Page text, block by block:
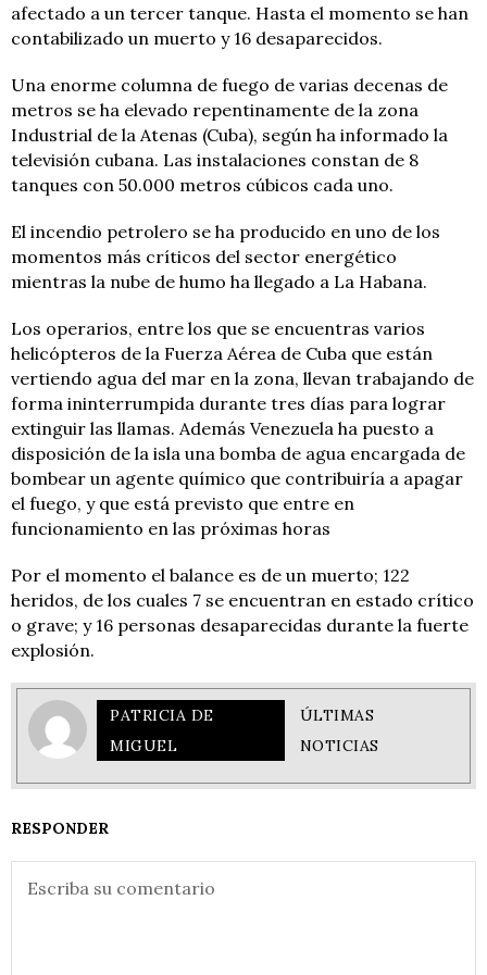
afectado a un tercer tanque. Hasta el momento se han
contabilizado un muerto y 16 desaparecidos.
Una enorme columna de fuego de varias decenas de
metros se ha elevado repentinamente de la zona
Industrial de la Atenas (Cuba), según ha informado la
televisión cubana. Las instalaciones constan de 8
tanques con 50.000 metros cúbicos cada uno.
El incendio petrolero se ha producido en uno de los
momentos más críticos del sector energético
mientras la nube de humo ha llegado a La Habana.
Los operarios, entre los que se encuentras varios
helicópteros de la Fuerza Aérea de Cuba que están
vertiendo agua del mar en la zona, llevan trabajando de
forma ininterrumpida durante tres días para lograr
extinguir las llamas. Además Venezuela ha puesto a
disposición de la isla una bomba de agua encargada de
bombear un agente químico que contribuiría a apagar
el fuego, y que está previsto que entre en
funcionamiento en las próximas horas
Por el momento el balance es de un muerto; 122
heridos, de los cuales 7 se encuentran en estado crítico
o grave; y 16 personas desaparecidas durante la fuerte
explosión.
PATRICIA DE
MIGUEL
ÚLTIMAS
NOTICIAS
RESPONDER